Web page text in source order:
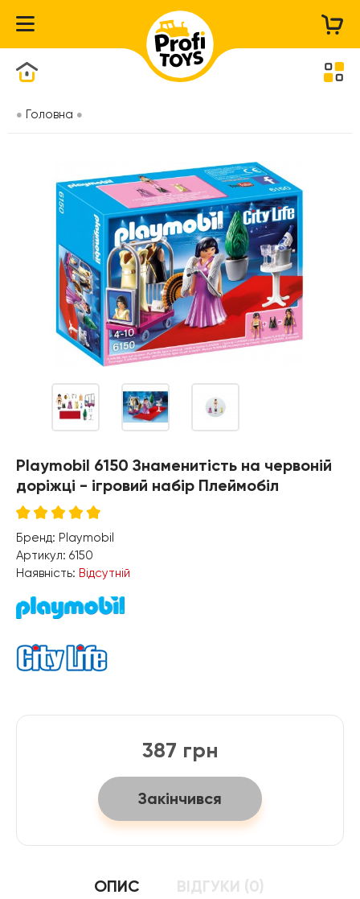
Головна
Playmobil 6150 Знаменитість на червоній
доріжці - ігровий набір Плеймобіл
Бренд: Playmobil
Артикул: 6150
Наявність: Відсутній
387 грн
Закінчився
ОПИС ВІДГУКИ (0)
Каталог товарів